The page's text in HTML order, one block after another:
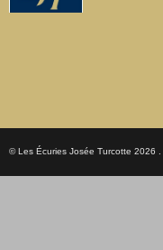
© Les Écuries Josée Turcotte 2026 .